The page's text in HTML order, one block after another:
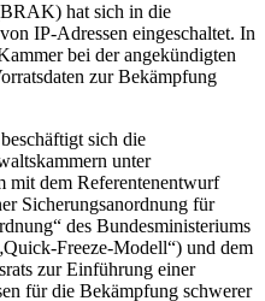
hat sich in die
IP-Adressen eingeschaltet. In
bei der angekündigten
zur Bekämpfung
sich die
unter
mit dem Referentenentwurf
Sicherungsanordnung für
des Bundesministeriums
Freeze-Modell“) und dem
zur Einführung einer
für die Bekämpfung schwerer